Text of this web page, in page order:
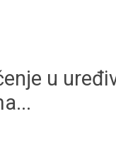
u